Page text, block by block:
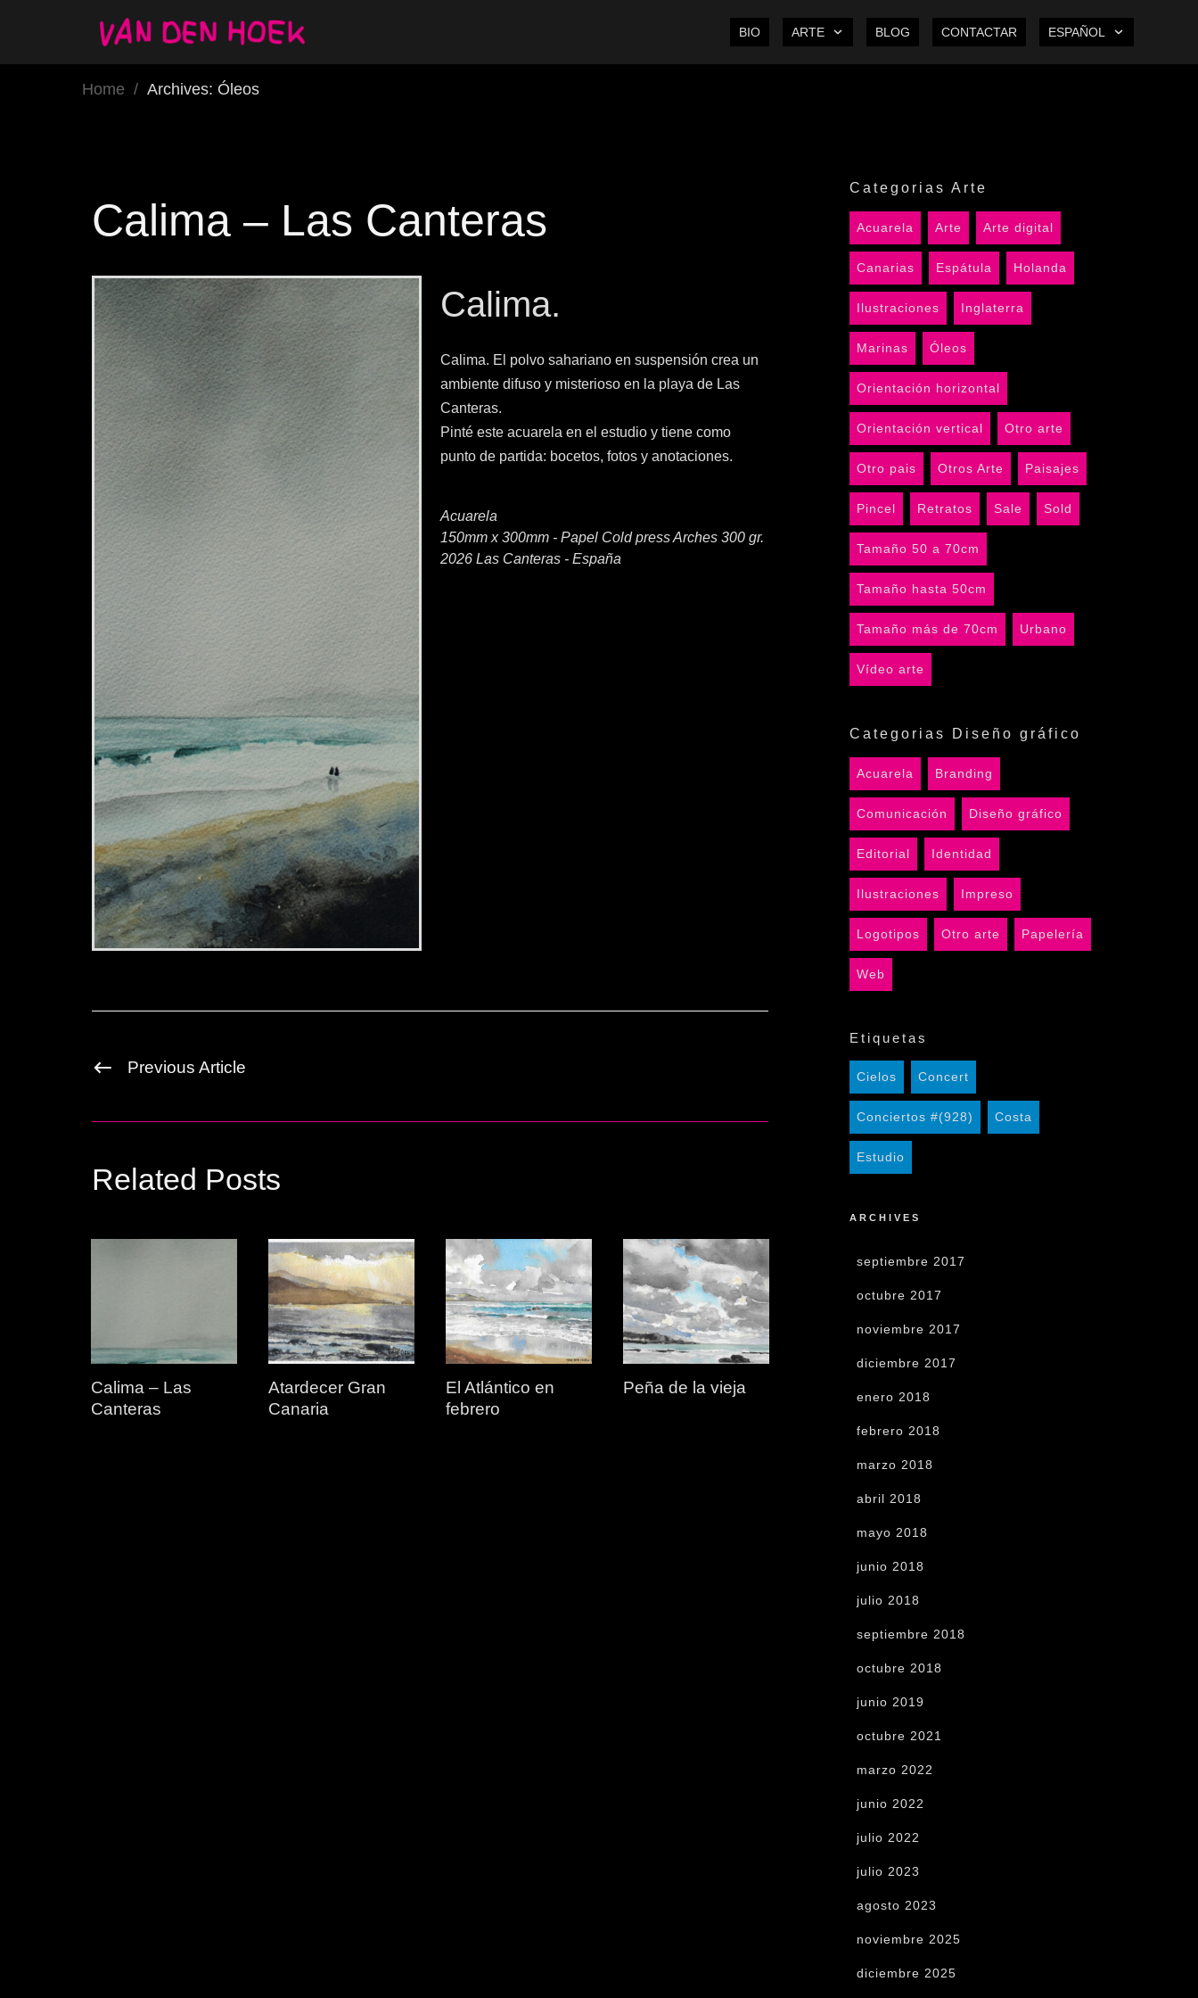
BIO ARTE BLOG CONTACTAR ESPAÑOL
Home / Archives: Óleos
Calima – Las Canteras
Calima.
Calima. El polvo sahariano en suspensión crea un
ambiente difuso y misterioso en la playa de Las
Canteras.
Pinté este acuarela en el estudio y tiene como
punto de partida: bocetos, fotos y anotaciones.
Acuarela
150mm x 300mm - Papel Cold press Arches 300 gr.
2026 Las Canteras - España
Previous Article
Related Posts
Calima – Las
Canteras
Atardecer Gran
Canaria
El Atlántico en
febrero
Peña de la vieja
Categorias Arte
Acuarela Arte Arte digital
Canarias Espátula Holanda
Ilustraciones Inglaterra
Marinas Óleos
Orientación horizontal
Orientación vertical Otro arte
Otro pais Otros Arte Paisajes
Pincel Retratos Sale Sold
Tamaño 50 a 70cm
Tamaño hasta 50cm
Tamaño más de 70cm Urbano
Vídeo arte
Categorias Diseño gráfico
Acuarela Branding
Comunicación Diseño gráfico
Editorial Identidad
Ilustraciones Impreso
Logotipos Otro arte Papelería
Web
Etiquetas
Cielos Concert
Conciertos #(928) Costa
Estudio
ARCHIVES
septiembre 2017
octubre 2017
noviembre 2017
diciembre 2017
enero 2018
febrero 2018
marzo 2018
abril 2018
mayo 2018
junio 2018
julio 2018
septiembre 2018
octubre 2018
junio 2019
octubre 2021
marzo 2022
junio 2022
julio 2022
julio 2023
agosto 2023
noviembre 2025
diciembre 2025